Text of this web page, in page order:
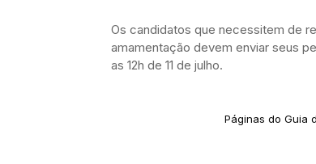
Os candidatos que necessitem de
amamentação devem enviar seus
as 12h de 11 de julho.
Páginas do Guia